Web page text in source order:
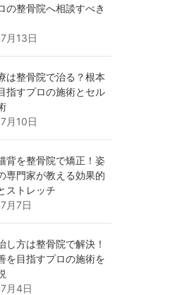
の整骨院へ相談すべき
月13日
は整骨院で治る？根本
指すプロの施術とセル
月10日
背を整骨院で矯正！姿
専門家が教える効果的
ストレッチ
月7日
し方は整骨院で解決！
を目指すプロの施術を
月4日